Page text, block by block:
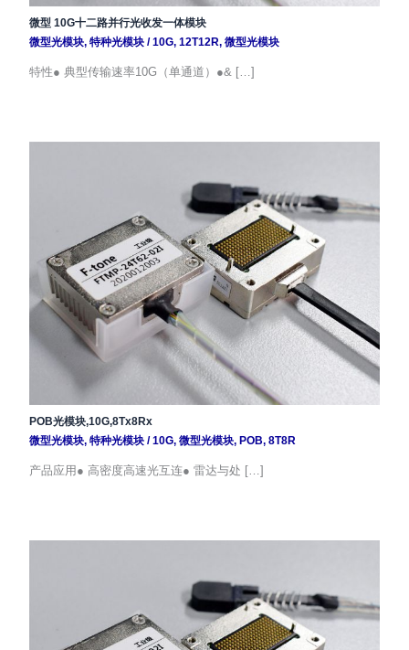
微型 10G十二路并行光收发一体模块
微型光模块, 特种光模块/10G, 12T12R, 微型光模块
特性● 典型传输速率10G（单通道）●& […]
POB光模块,10G,8Tx8Rx
微型光模块, 特种光模块/10G, 微型光模块, POB, 8T8R
产品应用● 高密度高速光互连● 雷达与处 […]